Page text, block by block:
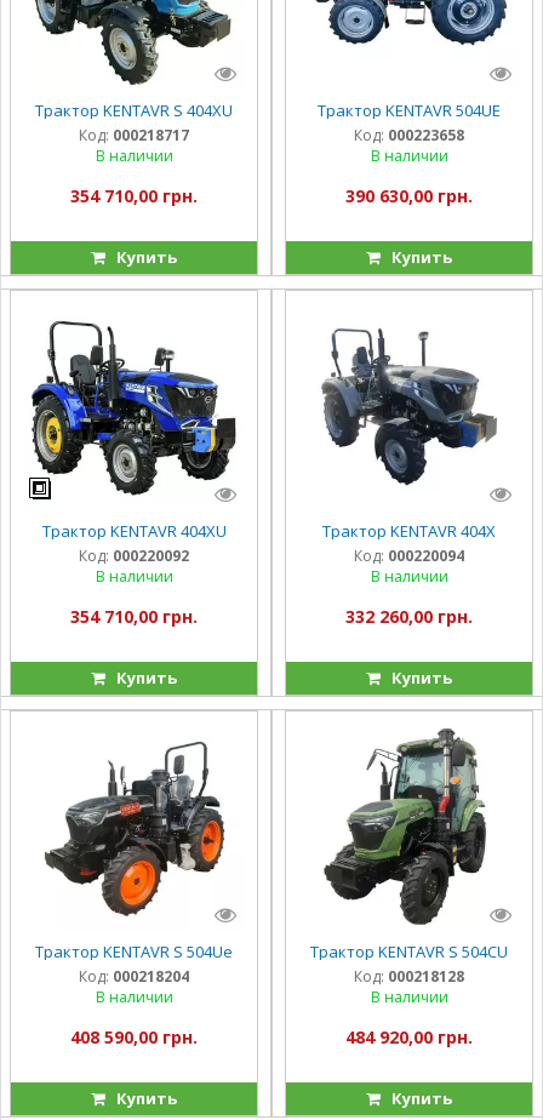
Трактор KENTAVR S 404XU
Код: 000218717
В наличии
354 710,00 грн.
Купить
Трактор KENTAVR 504UE
Код: 000223658
В наличии
390 630,00 грн.
Купить
Трактор KENTAVR 404XU
Код: 000220092
В наличии
354 710,00 грн.
Купить
Трактор KENTAVR 404X
Код: 000220094
В наличии
332 260,00 грн.
Купить
Трактор KENTAVR S 504Uе
Код: 000218204
В наличии
408 590,00 грн.
Купить
Трактор KENTAVR S 504CU
Код: 000218128
В наличии
484 920,00 грн.
Купить